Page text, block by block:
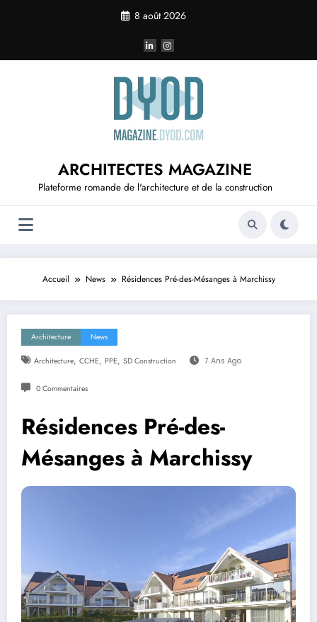
8 août 2026
ARCHITECTES MAGAZINE
Plateforme romande de l'architecture et de la construction
Accueil News Résidences Pré-des-Mésanges à Marchissy
Architecture News
Architecture, CCHE, PPE, SD Construction 7 Ans Ago
0 Commentaires
Résidences Pré-des-
Mésanges à Marchissy